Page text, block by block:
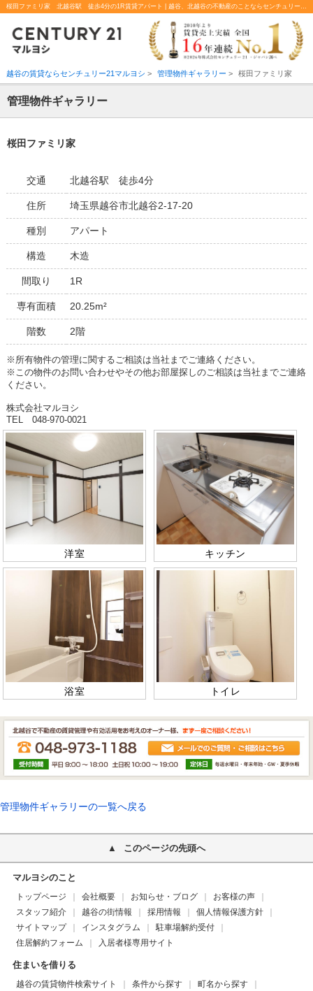
桜田ファミリ家 北越谷駅 徒歩4分の1R賃貸アパート | 越谷、北越谷の不動産のことならセンチュリー21マルヨシ
越谷の賃貸ならセンチュリー21マルヨシ > 管理物件ギャラリー > 桜田ファミリ家
管理物件ギャラリー
桜田ファミリ家
交通 北越谷駅 徒歩4分
住所 埼玉県越谷市北越谷2-17-20
種別 アパート
構造 木造
間取り 1R
専有面積 20.25m²
階数 2階
※所有物件の管理に関するご相談は当社までご連絡ください。
※この物件のお問い合わせやその他お部屋探しのご相談は当社までご連絡
ください。
株式会社マルヨシ
TEL 048-970-0021
洋室 キッチン
浴室 トイレ
管理物件ギャラリーの一覧へ戻る
このページの先頭へ
マルヨシのこと
トップページ 会社概要 お知らせ・ブログ
お客様の声
スタッフ紹介
越谷の街情報 採用情報
個人情報保護方針
サイトマップ
インスタグラム
駐車場解約受付
住居解約フォーム
入居者様専用サイト
住まいを借りる
越谷の賃貸物件検索サイト 条件から探す
町名から探す